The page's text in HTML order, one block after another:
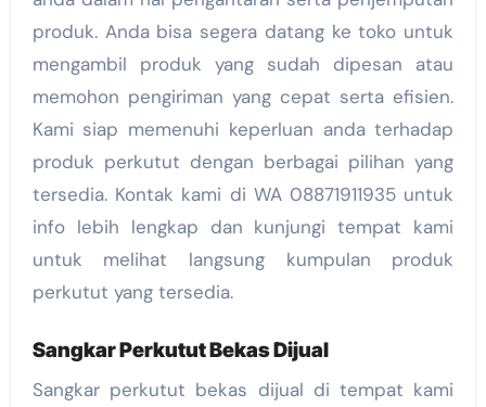
produk. Anda bisa segera datang ke toko untuk
mengambil produk yang sudah dipesan atau
memohon pengiriman yang cepat serta efisien.
Kami siap memenuhi keperluan anda terhadap
produk perkutut dengan berbagai pilihan yang
tersedia. Kontak kami di WA 08871911935 untuk
info lebih lengkap dan kunjungi tempat kami
untuk melihat langsung kumpulan produk
perkutut yang tersedia.
Sangkar Perkutut Bekas Dijual
Sangkar perkutut bekas dijual di tempat kami